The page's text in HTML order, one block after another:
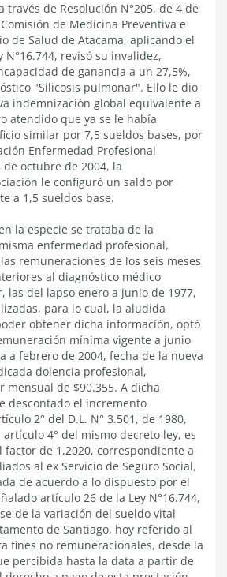
través de Resolución N°205, de 4 de
de Medicina Preventiva e
de Salud de Atacama, aplicando el
N°16.744, revisó su invalidez,
de ganancia a un 27,5%,
"Silicosis pulmonar". Ello le dio
indemnización global equivalente a
atendido que ya se le había
similar por 7,5 sueldos bases, por
Enfermedad Profesional
de octubre de 2004, la
le configuró un saldo por
a 1,5 sueldos base.
la especie se trataba de la
enfermedad profesional,
remuneraciones de los seis meses
al diagnóstico médico
las del lapso enero a junio de 1977,
para lo cual, la aludida
obtener dicha información, optó
mínima vigente a junio
a febrero de 2004, fecha de la nueva
dolencia profesional,
mensual de $90.355. A dicha
descontado el incremento
2° del D.L. N° 3.501, de 1980,
4° del mismo decreto ley, es
factor de 1,2020, correspondiente a
al ex Servicio de Seguro Social,
de acuerdo a lo dispuesto por el
artículo 26 de la Ley N°16.744,
de la variación del sueldo vital
de Santiago, hoy referido al
fines no remuneracionales, desde la
percibida hasta la data a partir de